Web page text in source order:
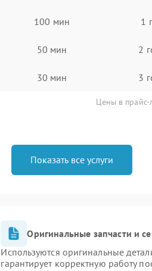
100 мин 1
50 мин 2
30 мин 3
Цены в прайс-
Показать все услуги
Оригинальные запчасти и
Используются оригинальные
гарантирует корректную работу